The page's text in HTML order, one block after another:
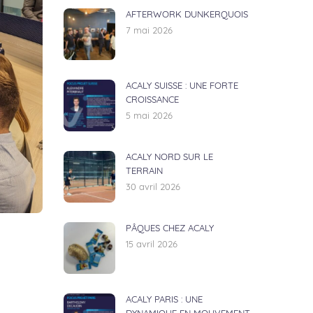
AFTERWORK DUNKERQUOIS
7 mai 2026
ACALY SUISSE : UNE FORTE
CROISSANCE
5 mai 2026
ACALY NORD SUR LE
TERRAIN
30 avril 2026
PÂQUES CHEZ ACALY
15 avril 2026
ACALY PARIS : UNE